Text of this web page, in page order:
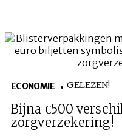
ECONOMIE GELEZEN!
Bijna €500
zorgverzekering!